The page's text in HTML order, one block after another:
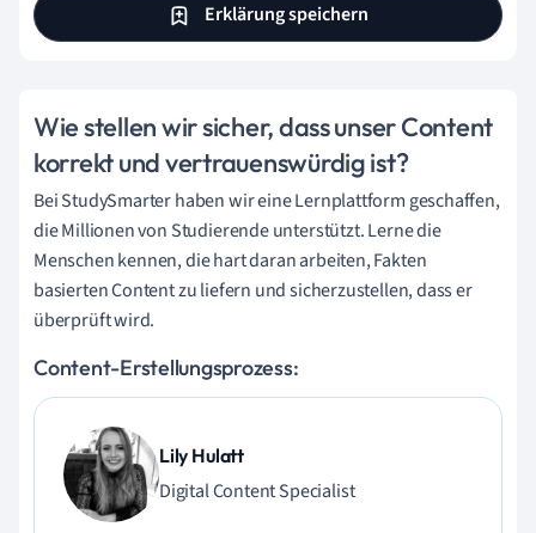
Erklärung speichern
Wie stellen wir sicher, dass unser Content
korrekt und vertrauenswürdig ist?
Bei StudySmarter haben wir eine Lernplattform geschaffen,
die Millionen von Studierende unterstützt. Lerne die
Menschen kennen, die hart daran arbeiten, Fakten
basierten Content zu liefern und sicherzustellen, dass er
überprüft wird.
Content-Erstellungsprozess:
Lily Hulatt
Digital Content Specialist